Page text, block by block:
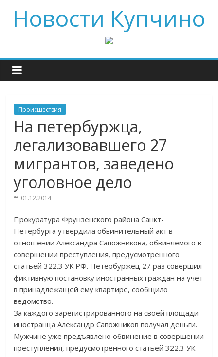
Новости Купчино
Происшествия
На петербуржца,
легализовавшего 27
мигрантов, заведено
уголовное дело
01.12.2014
Прокуратура Фрунзенского района Санкт-
Петербурга утвердила обвинительный акт в
отношении Александра Сапожникова, обвиняемого в
совершении преступления, предусмотренного
статьей 322.3 УК РФ. Петербуржец 27 раз совершил
фиктивную постановку иностранных граждан на учет
в принадлежащей ему квартире, сообщило
ведомство.
За каждого зарегистрированного на своей площади
иностранца Александр Сапожников получал деньги.
Мужчине уже предъявлено обвинение в совершении
преступления, предусмотренного статьей 322.3 УК